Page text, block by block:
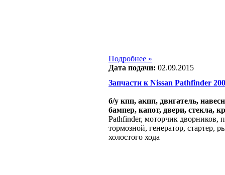
Подробнее »
Дата подачи: 02.09.2015
Запчасти к Nissan Pathfinder
б/у кпп, акпп, двигатель,
бампер, капот, двери, стекла,
Pathfinder, моторчик дворников,
тормозной, генератор, стартер,
холостого хода